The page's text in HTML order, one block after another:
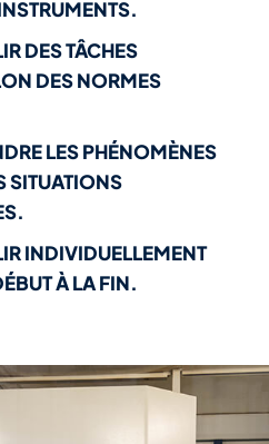
DES TÂCHES
DES NORMES
LES PHÉNOMÈNES
SITUATIONS
INDIVIDUELLEMENT
À LA FIN.